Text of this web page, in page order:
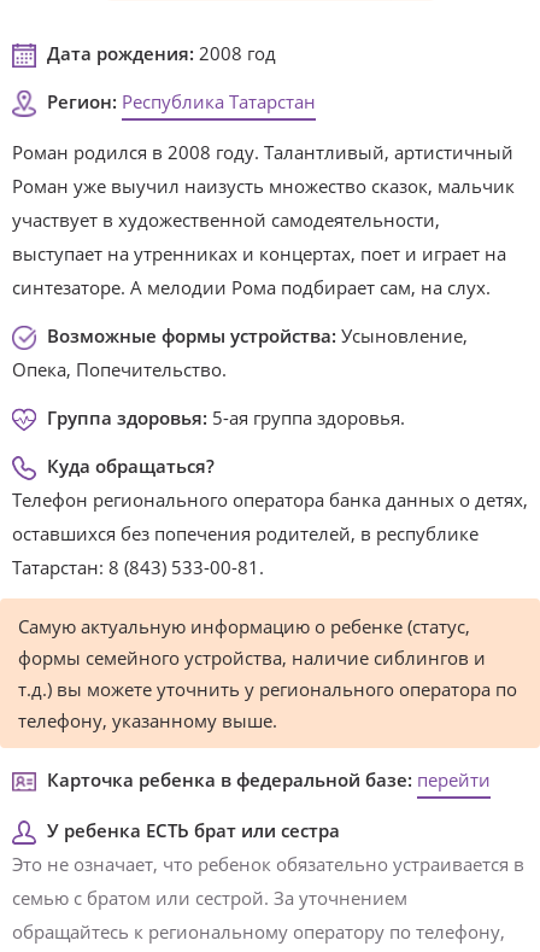
Дата рождения: 2008 год
Регион: Республика Татарстан
Роман родился в 2008 году. Талантливый, артистичный
Роман уже выучил наизусть множество сказок, мальчик
участвует в художественной самодеятельности,
выступает на утренниках и концертах, поет и играет на
синтезаторе. А мелодии Рома подбирает сам, на слух.
Возможные формы устройства: Усыновление,
Опека, Попечительство.
Группа здоровья: 5-ая группа здоровья.
Куда обращаться?
Телефон регионального оператора банка данных о детях,
оставшихся без попечения родителей, в республике
Татарстан: 8 (843) 533-00-81.
Самую актуальную информацию о ребенке (статус,
формы семейного устройства, наличие сиблингов и
т.д.) вы можете уточнить у регионального оператора по
телефону, указанному выше.
Карточка ребенка в федеральной базе: перейти
У ребенка ЕСТЬ брат или сестра
Это не означает, что ребенок обязательно устраивается в
семью с братом или сестрой. За уточнением
обращайтесь к региональному оператору по телефону,